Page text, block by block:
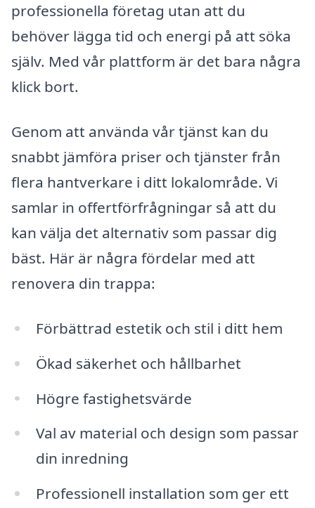
professionella företag utan att du
behöver lägga tid och energi på att söka
själv. Med vår plattform är det bara några
klick bort.
Genom att använda vår tjänst kan du
snabbt jämföra priser och tjänster från
flera hantverkare i ditt lokalområde. Vi
samlar in offertförfrågningar så att du
kan välja det alternativ som passar dig
bäst. Här är några fördelar med att
renovera din trappa:
Förbättrad estetik och stil i ditt hem
Ökad säkerhet och hållbarhet
Högre fastighetsvärde
Val av material och design som passar
din inredning
Professionell installation som ger ett